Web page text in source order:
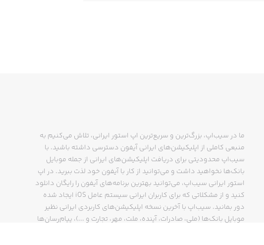
ما در سیب‌اپ، بزرگ‌ترین و سریع‌ترین اپ استور ایرانی، تلاش می‌کنیم به
منبعی کاملی از اپلیکیشن‌های ایرانی آیفون دسترسی داشته باشید. با
سیب‌اپ محدودیتی برای دریافت اپلیکیشن‌های ایرانی از جمله موبایل
بانک‌ها نخواهید داشت و می‌توانید از کار با آیفون خود لذت ببرید. در اپ
استور ایرانی سیب‌اپ، می‌توانید بهترین برنامه‌های آیفون را رایگان دانلود
کنید و از مشکلاتی که برای کاربران ایرانی سیستم عامل iOS ایجاد شده
دور بمانید. سیب‌اپ با آخرین نسخه اپلیکیشن‌های کاربردی ایرانی نظیر
موبایل بانک‌ها (ملی، صادرات، آینده، ملت، مهر، تجارت و ...)، پیام‌رسان‌ها